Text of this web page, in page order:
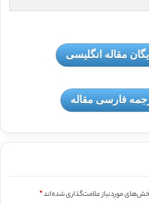
مقاله انگلیسی
فارسی مقاله
موردنیاز علامت‌گذاری شده‌اند*